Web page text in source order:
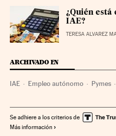
¿Quién
IAE?
TERESA ALVAREZ
ARCHIVADO EN
IAE Empleo autónomo Pymes
Economía Trabajo
Se adhiere a los criterios de
Más información